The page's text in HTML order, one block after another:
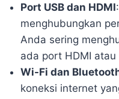
Port USB dan HDMI
menghubungkan
Anda sering
ada port HDMI
Wi-Fi dan
koneksi internet